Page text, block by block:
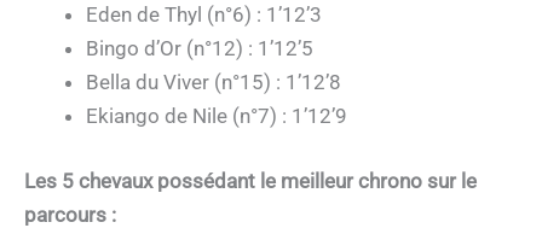
Eden de Thyl (n°6) : 1’12’3
Bingo d’Or (n°12) : 1’12’5
Bella du Viver (n°15) : 1’12’8
Ekiango de Nile (n°7) : 1’12’9
Les 5 chevaux possédant le meilleur chrono sur le
parcours :